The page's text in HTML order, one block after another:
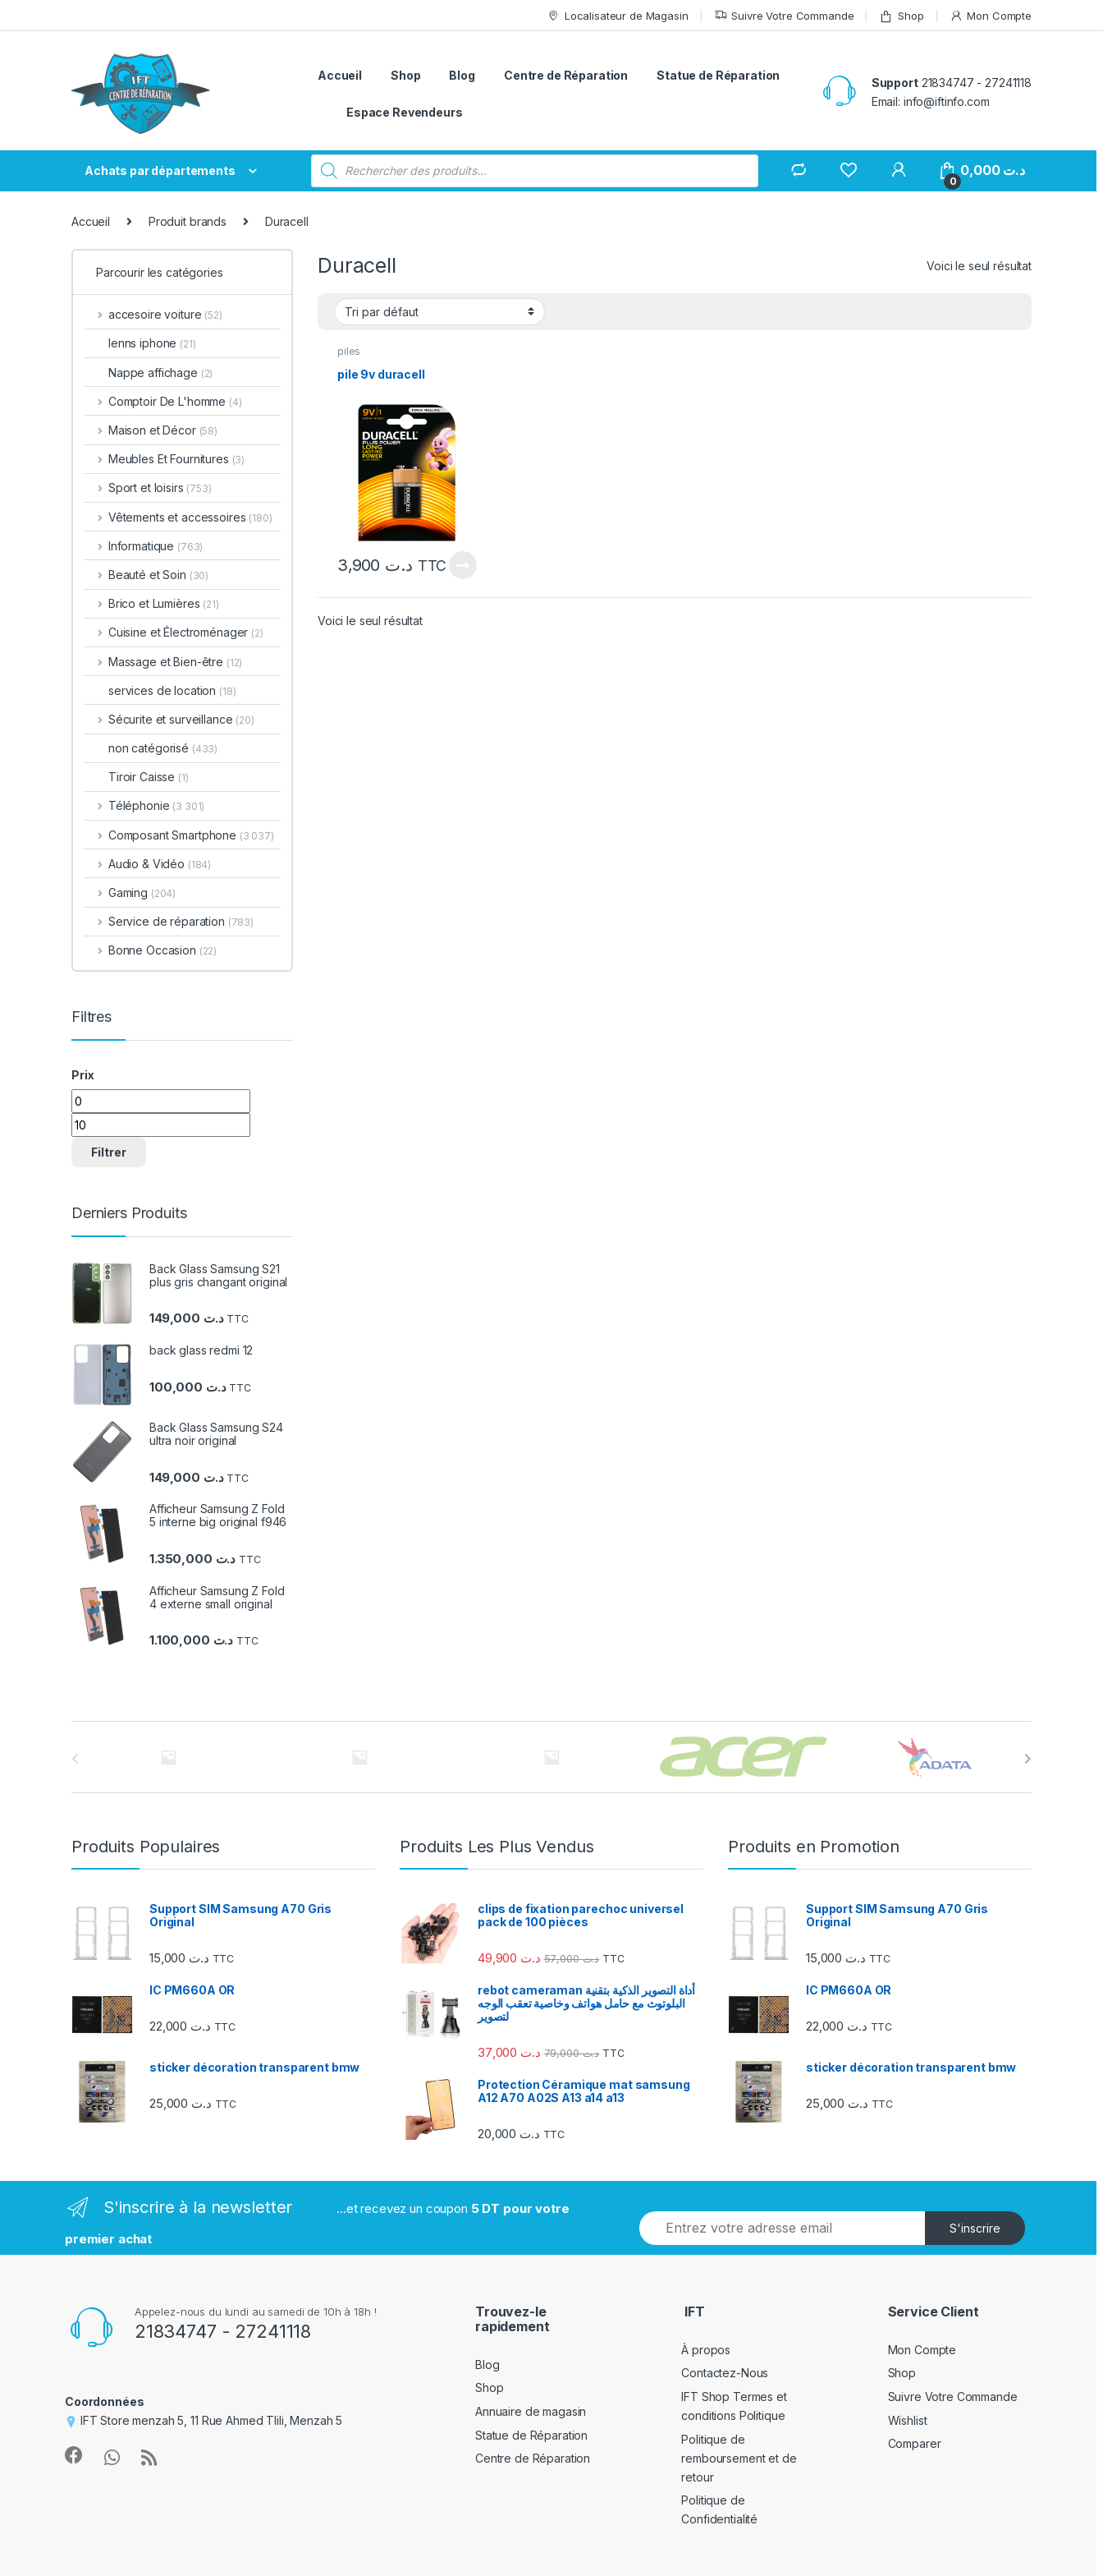
Localisateur de Magasin Suivre Votre Commande Shop Mon Compte
Accueil Shop Blog Centre de Réparation Statue de Réparation
Espace Revendeurs
Support21834747 - 27241118
Email: info@iftinfo.com
Achats par départements
Recherche de produits
0
د.ت 0,000
Accueil Produit brands Duracell
Duracell Voici le seul résultat
piles
pile 9v duracell
د.ت TTC
Voici le seul résultat
Parcourir les catégories
accesoire voiture (52)
lenns iphone (21)
Nappe affichage (2)
Comptoir De L'homme (4)
Maison et Décor (58)
Meubles Et Fournitures (3)
Sport et loisirs (753)
Vêtements et accessoires (180)
Informatique (763)
Beauté et Soin (30)
Brico et Lumières (21)
Cuisine et Électroménager (2)
Massage et Bien-être (12)
services de location (18)
Sécurite et surveillance (20)
non catégorisé (433)
Tiroir Caisse (1)
Téléphonie (3 301)
Composant Smartphone (3 037)
Audio & Vidéo (184)
Gaming (204)
Service de réparation (783)
Bonne Occasion (22)
Filtres
Prix
Prix min
Prix max
Filtrer
Derniers Produits
Back Glass Samsung S21
plus gris changant original
د.ت TTC
back glass redmi 12
د.ت TTC
Back Glass Samsung S24
ultra noir original
د.ت TTC
Afficheur Samsung Z Fold
5 interne big original f946
د.ت TTC
Afficheur Samsung Z Fold
4 externe small original
د.ت TTC
u
Produits Populaires
Support SIM Samsung A70 Gris
Original
د.ت TTC
IC PM660A OR
د.ت TTC
sticker décoration transparent bmw
د.ت TTC
Produits Les Plus Vendus
clips de fixation parechoc universel
pack de 100 pièces
د.ت د.ت57,000 TTC
rebot cameraman أداة التصوير الذكية بتقنية
البلوتوث مع حامل هواتف وخاصية تعقب الوجه
لتصوير
د.ت د.ت79,000 TTC
Protection Céramique mat samsung
A12 A70 A02S A13 a14 a13
د.ت TTC
Produits en Promotion
Support SIM Samsung A70 Gris
Original
د.ت TTC
IC PM660A OR
د.ت TTC
sticker décoration transparent bmw
د.ت TTC
S'inscrire à la newsletter ...et recevez un coupon 5 DT pour votre
premier achat
S'inscrire
Appelez-nous du lundi au samedi de 10h à 18h !
21834747 - 27241118
Coordonnées
IFT Store menzah 5, 11 Rue Ahmed Tlili, Menzah 5
Trouvez-le
rapidement
Blog
Shop
Annuaire de magasin
Statue de Réparation
Centre de Réparation
IFT
À propos
Contactez-Nous
IFT Shop Termes et
conditions Politique
Politique de
remboursement et de
retour
Politique de
Confidentialité
Service Client
Mon Compte
Shop
Suivre Votre Commande
Wishlist
Comparer